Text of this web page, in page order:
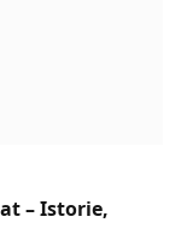
– Istorie,